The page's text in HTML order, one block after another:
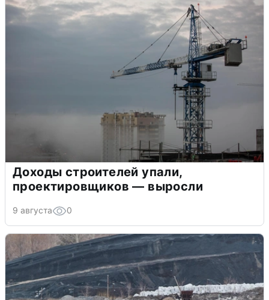
Доходы строителей упали,
проектировщиков — выросли
9 августа 0